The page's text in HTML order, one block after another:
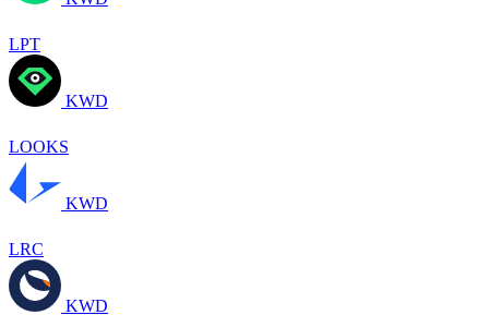
LPT
KWD
LOOKS
KWD
LRC
KWD